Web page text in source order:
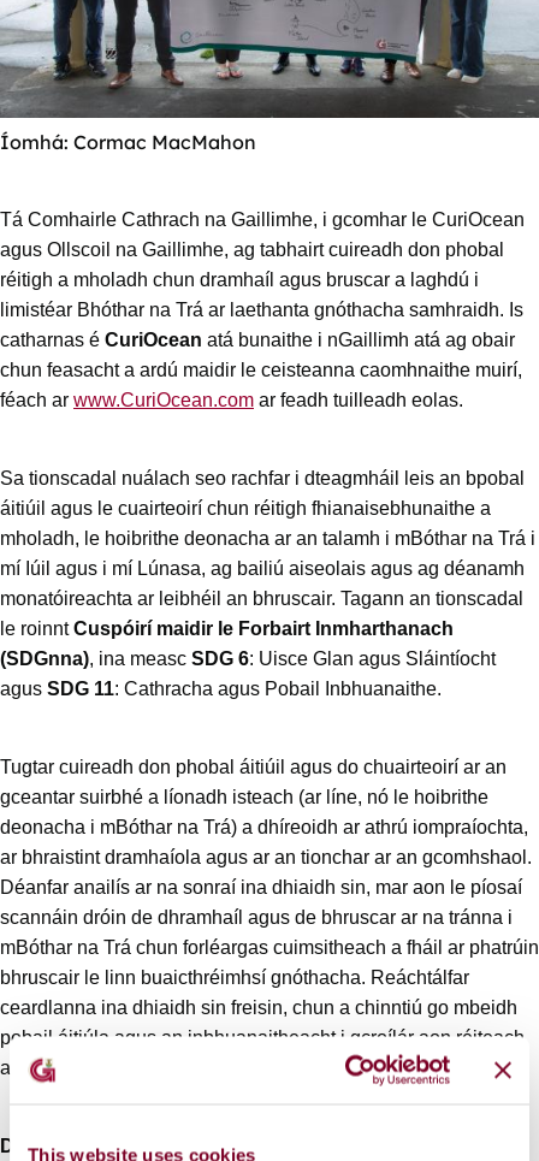
This website uses cookies
Íomhá: Cormac MacMahon
Tá Comhairle Cathrach na Gaillimhe, i gcomhar le CuriOcean
agus Ollscoil na Gaillimhe, ag tabhairt cuireadh don phobal
réitigh a mholadh chun dramhaíl agus bruscar a laghdú i
limistéar Bhóthar na Trá ar laethanta gnóthacha samhraidh. Is
catharnas é CuriOcean atá bunaithe i nGaillimh atá ag obair
chun feasacht a ardú maidir le ceisteanna caomhnaithe muirí,
féach ar www.CuriOcean.com ar feadh tuilleadh eolas.
Sa tionscadal nuálach seo rachfar i dteagmháil leis an bpobal
áitiúil agus le cuairteoirí chun réitigh fhianaisebhunaithe a
mholadh, le hoibrithe deonacha ar an talamh i mBóthar na Trá i
mí Iúil agus i mí Lúnasa, ag bailiú aiseolais agus ag déanamh
monatóireachta ar leibhéil an bhruscair. Tagann an tionscadal
le roinntCuspóirí maidir le Forbairt Inmharthanach
(SDGnna), ina measc SDG 6: Uisce Glan agus Sláintíocht
agus SDG 11: Cathracha agus Pobail Inbhuanaithe.
Tugtar cuireadh don phobal áitiúil agus do chuairteoirí ar an
gceantar suirbhé a líonadh isteach (ar líne, nó le hoibrithe
deonacha i mBóthar na Trá) a dhíreoidh ar athrú iompraíochta,
ar bhraistint dramhaíola agus ar an tionchar ar an gcomhshaol.
Déanfar anailís ar na sonraí ina dhiaidh sin, mar aon le píosaí
scannáin dróin de dhramhaíl agus de bhruscar ar na tránna i
mBóthar na Trá chun forléargas cuimsitheach a fháil ar phatrúin
bhruscair le linn buaicthréimhsí gnóthacha. Reáchtálfar
ceardlanna ina dhiaidh sin freisin, chun a chinntiú go mbeidh
pobail áitiúla agus an inbhuanaitheacht i gcroílár aon réiteach
atá beartaithe le linn buaicthréimhsí.
Dúirt Leas-Mhéra na Gaillimhe Cllr. Alan Cheevers